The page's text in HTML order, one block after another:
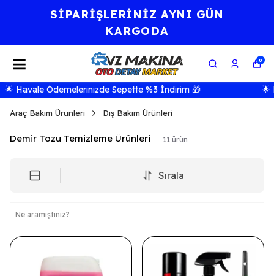
⭐KALİTE BİR AHLAK
FELSEFESİDİR.⭐
0
Havale Ödemelerinizde Sepette %3 İndirim 🎁 🌟
Araç Bakım Ürünleri Dış Bakım Ürünleri
Demir Tozu Temizleme Ürünleri 11 ürün
Sırala